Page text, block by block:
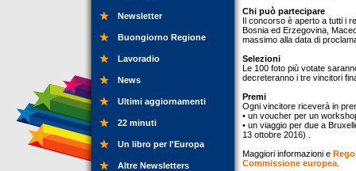
Newsletter
Buongiorno Regione
Lavoradio
News
Ultimi aggiornamenti
22 minuti
Un libro per l'Europa
Altre Newsletters
Chi può partecipare
Il concorso è aperto a tutti i
Bosnia ed Erzegovina,
massimo alla data di
Selezioni
Le 100 foto più votate
decreteranno i tre vincitori
Premi
Ogni vincitore riceverà in
• un voucher per un
• un viaggio per due a
13 ottobre 2016) .
Maggiori informazioni e
Commissione europea